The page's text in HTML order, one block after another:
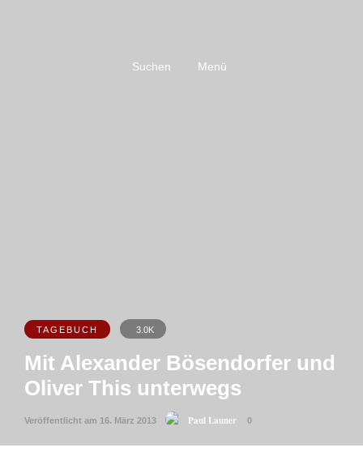
Suchen Menü
TAGEBUCH 3.0K
Mit Alexander Bösendorfer und
Oliver This unterwegs
Veröffentlicht am 16. März 2013 Paul Launer 0